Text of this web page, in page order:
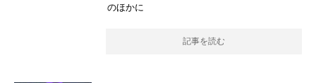
のほかに
記事を読む